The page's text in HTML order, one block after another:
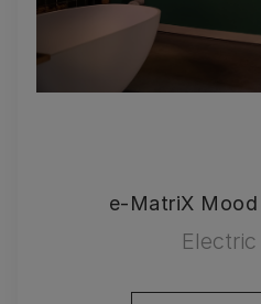
e-MatriX